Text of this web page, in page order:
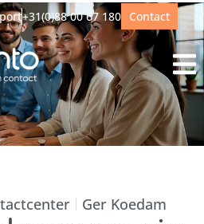
+31(0)88 00 67 180 Contact
Ger Koedam